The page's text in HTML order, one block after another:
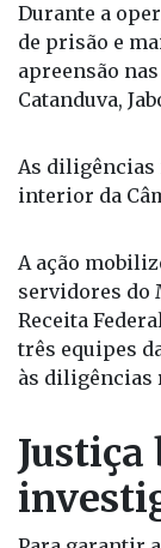
Durante a
de prisão e
apreensão
Catanduva,
As diligências
interior da
A ação
servidores do
Receita
três equipes
às diligências
Justiça